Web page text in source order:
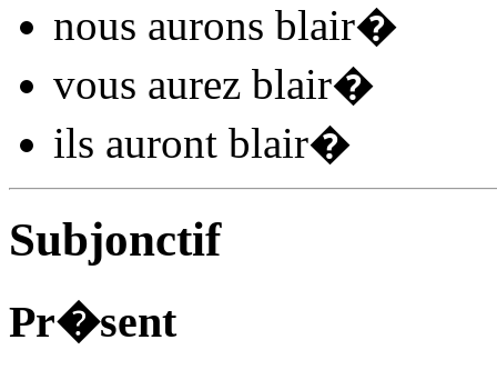
nous aurons blair�
vous aurez blair�
ils auront blair�
Subjonctif
Pr�sent